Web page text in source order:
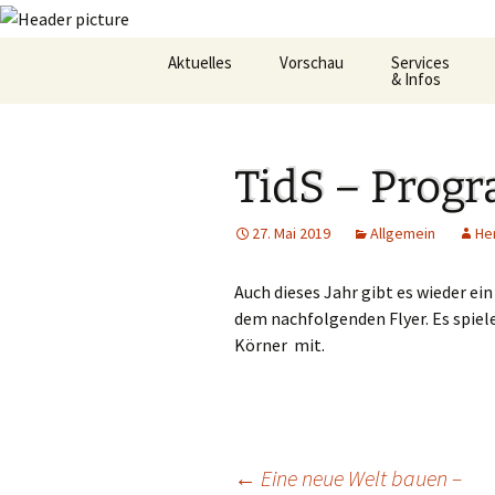
Zum
springen
Aktuelles Vorschau
Zukunftswerkstatt –
Startseite
Services
& Infos
Gemeindeheft
St.Hildegard
Flüchtlingshilfe
TidS –
27. Mai 2019 Allgemein
Auch dieses Jahr gibt es wieder
dem nachfolgenden Flyer. Es
Körner mit.
← Eine neue Welt bauen –